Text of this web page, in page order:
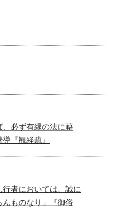
、必ず有縁の法に藉
『観経疏』
行者においては、誠に
んものなり」『御俗